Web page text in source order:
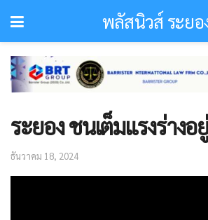
พลัสนิวส์ ระยอ
ระยอง ชนเต็มแรงร่าง
ธันวาคม 18, 2024